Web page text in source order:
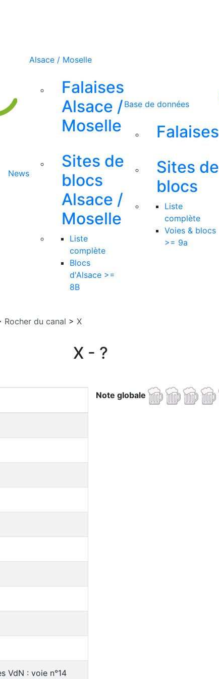
News
Alsace / Moselle
Falaises
Alsace /
Moselle
Sites de
blocs
Alsace /
Moselle
Liste
complète
Blocs
d'Alsace >=
8B
Base de données
Falaises
Sites de
blocs
Liste
complète
Voies & blocs
>= 9a
Rocher du canal > X
X - ?
VdN : voie n°14
Note globale